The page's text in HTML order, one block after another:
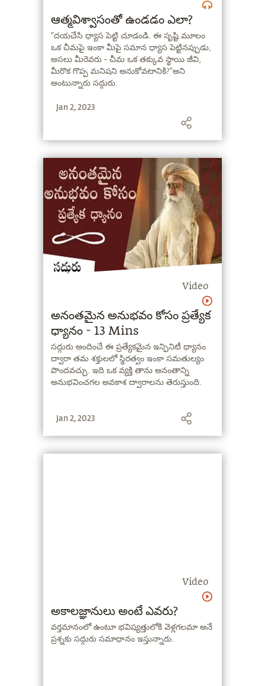
ఆత్మవిశ్వాసంతో ఉండడం ఎలా?
"దయచేసి ధ్యాస పెట్టి చూడండి. ఈ సృష్టి మూలం
ఒక చీమపై ఇంకా మీపై సమాన ధ్యాస పెట్టినప్పుడు,
అసలు మీరెవరు - చీమ ఒక తక్కువ స్థాయి జీవి,
మీరొక గొప్ప మనిషని అనుకోవటానికి?"అని
అంటున్నారు సద్గురు.
Jan 2, 2023
Video
అనంతమైన అనుభవం కోసం ప్రత్యేక
ధ్యానం - 13 Mins
సద్గురు అందించే ఈ ప్రత్యేకమైన ఇన్ఫినిటీ ధ్యానం
ద్వారా తమ శక్తులలో స్థిరత్వం ఇంకా సమతుల్యం
పొందవచ్చు. ఇది ఒక వ్యక్తి తాను అనంతాన్ని
అనుభవించగల అవకాశ ద్వారాలను తెరుస్తుంది.
Jan 2, 2023
Video
అకాలజ్ఞానులు అంటే ఎవరు?
వర్తమానంలో ఉంటూ భవిష్యత్తులోకి వెళ్లగలమా అనే
ప్రశ్నకు సద్గురు సమాధానం ఇస్తున్నారు.